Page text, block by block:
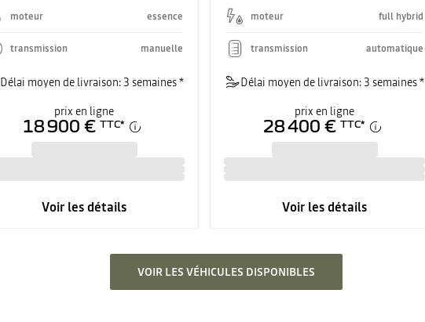
moteur essence
transmission manuelle
Délai moyen de livraison: 3 semaines *
prix en ligne
18 900 € TTC*
Voir les détails
moteur full hybrid
transmission automatique
Délai moyen de livraison: 3 semaines *
prix en ligne
28 400 € TTC*
Voir les détails
VOIR LES VÉHICULES DISPONIBLES